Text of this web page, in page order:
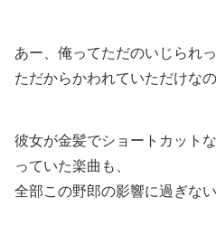
あー、俺ってただのいじられっ
ただからかわれていただけなの
彼女が金髪でショートカット
っていた楽曲も、
全部この野郎の影響に過ぎない